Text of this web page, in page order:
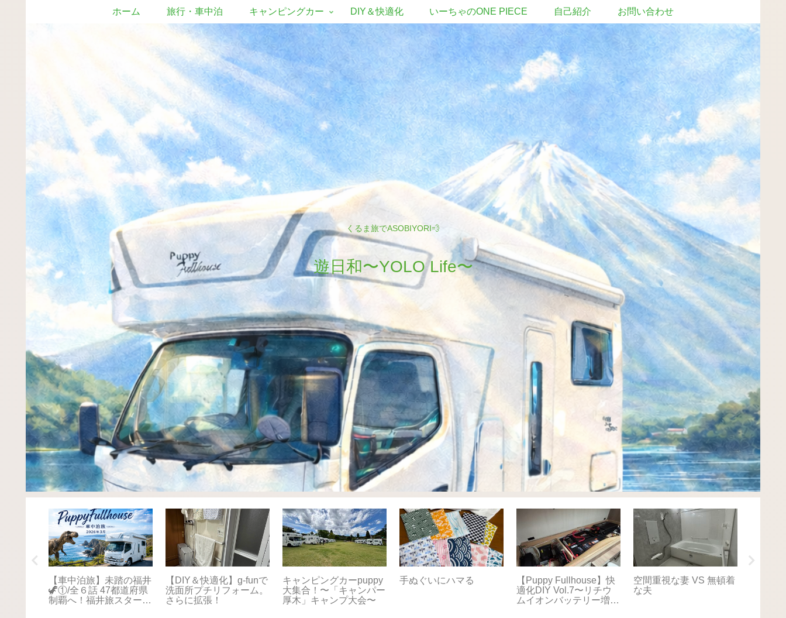
くるま旅でASOBIYORI💨
遊日和〜YOLO Life〜
ホーム 旅行・車中泊 キャンピングカー DIY＆快適化 いーちゃのONE PIECE 自己紹介 お問い合わせ
【車中泊旅】未踏の福井
🦖①/全６話 47都道府県
制覇へ！福井旅スタート
【DIY＆快適化】g-funで
洗面所プチリフォーム。
さらに拡張！
キャンピングカーpuppy
大集合！〜「キャンパー
厚木」キャンプ大会〜
手ぬぐいにハマる
【Puppy Fullhouse】快
適化DIY Vol.7〜リチウ
ムイオンバッテリー増
空間重視な妻 VS 無頓着
な夫